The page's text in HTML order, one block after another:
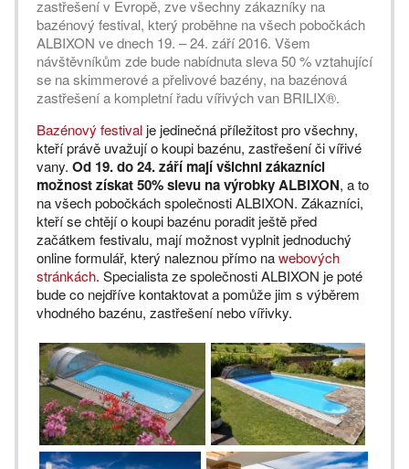
zastřešení v Evropě, zve všechny zákazníky na
bazénový festival, který proběhne na všech pobočkách
ALBIXON ve dnech 19. – 24. září 2016. Všem
návštěvníkům zde bude nabídnuta sleva 50 % vztahující
se na skimmerové a přelivové bazény, na bazénová
zastřešení a kompletní řadu vířivých van BRILIX®.
Bazénový festival je jedinečná příležitost pro všechny,
kteří právě uvažují o koupi bazénu, zastřešení či vířivé
vany. Od 19. do 24. září mají všichni zákazníci
možnost získat 50% slevu na výrobky ALBIXON, a to
na všech pobočkách společnosti ALBIXON. Zákazníci,
kteří se chtějí o koupi bazénu poradit ještě před
začátkem festivalu, mají možnost vyplnit jednoduchý
online formulář, který naleznou přímo nawebových
stránkách. Specialista ze společnosti ALBIXON je poté
bude co nejdříve kontaktovat a pomůže jim s výběrem
vhodného bazénu, zastřešení nebo vířivky.